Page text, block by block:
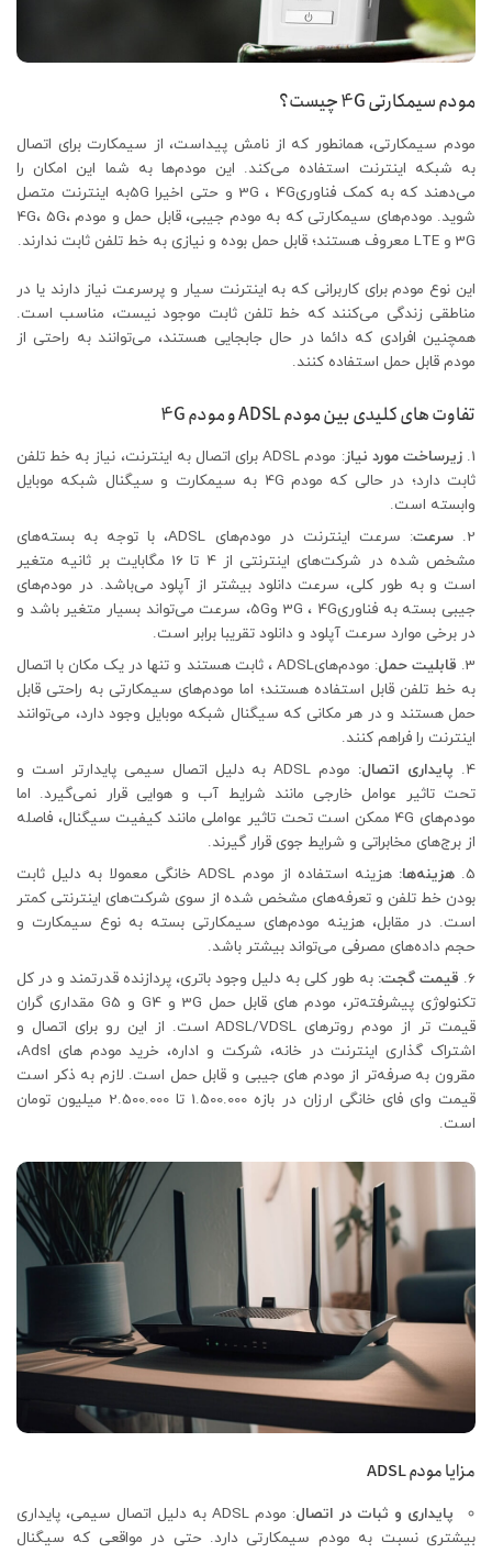
مودم سیمکارتی 4G چیست؟
مودم سیمکارتی، همانطور که از نامش پیداست، از سیمکارت برای اتصال
به شبکه اینترنت استفاده می‌کند. این مودم‌ها به شما این امکان را
می‌دهند که به کمک فناوری3G ، 4G و حتی اخیرا 5Gبه اینترنت متصل
شوید. مودم‌های سیمکارتی که به مودم‌ جیبی، قابل حمل و مودم 4G، 5G،
3G و LTE معروف هستند؛ قابل حمل بوده و نیازی به خط تلفن ثابت ندارند.
این نوع مودم برای کاربرانی که به اینترنت سیار و پرسرعت نیاز دارند یا در
مناطقی زندگی می‌کنند که خط تلفن ثابت موجود نیست، مناسب است.
همچنین افرادی که دائما در حال جابجایی هستند، می‌توانند به راحتی از
مودم قابل حمل استفاده کنند.
تفاوت های کلیدی بین مودم ADSL و مودم 4G
زیرساخت مورد نیاز
: مودم ADSL برای اتصال به اینترنت، نیاز به خط تلفن
ثابت دارد؛ در حالی که مودم 4G به سیمکارت و سیگنال شبکه موبایل
وابسته است.
سرعت
: سرعت اینترنت در مودم‌های‌ ADSL، با توجه به بسته‌های
مشخص شده در شرکت‌های اینترنتی از 4 تا 16 مگابایت بر ثانیه متغیر
است و به طور کلی، سرعت دانلود بیشتر از آپلود می‌باشد. در مودم‌های
جیبی بسته به فناوری3G ، 4G و5G، سرعت می‌تواند بسیار متغیر باشد و
در برخی موارد سرعت آپلود و دانلود تقریبا برابر است.
قابلیت حمل
: مودم‌هایADSL ، ثابت هستند و تنها در یک مکان با اتصال
به خط تلفن قابل استفاده‌ هستند؛ اما مودم‌های سیمکارتی به راحتی قابل
حمل هستند و در هر مکانی که سیگنال شبکه موبایل وجود دارد، می‌توانند
اینترنت را فراهم کنند.
پایداری اتصال:
مودم ADSL به دلیل اتصال سیمی پایدارتر است و
تحت تاثیر عوامل خارجی مانند شرایط آب و هوایی قرار نمی‌گیرد. اما
مودم‌های 4G ممکن است تحت تاثیر عواملی مانند کیفیت سیگنال، فاصله
از برج‌های مخابراتی و شرایط جوی قرار گیرند.
هزینه‌‌ها:
هزینه استفاده از مودم ADSL خانگی معمولا به دلیل ثابت
بودن خط تلفن و تعرفه‌های مشخص شده از سوی شرکت‌های اینترنتی کمتر
است. در مقابل، هزینه مودم‌های سیمکارتی بسته به نوع سیمکارت و
حجم داده‌های مصرفی می‌تواند بیشتر باشد.
قیمت گجت: به طور کلی به دلیل وجود باتری، پردازنده قدرتمند و در کل
تکنولوژی پیشرفته‌تر، مودم های قابل حمل 3G و G4 و G5 مقداری گران
قیمت تر از مودم روترهای ADSL/VDSL است. از این رو برای اتصال و
اشتراک گذاری اینترنت در خانه، شرکت و اداره، خرید مودم های Adsl،
مقرون به صرفه‌تر از مودم های جیبی و قابل حمل است. لازم به ذکر است
قیمت وای فای خانگی ارزان در بازه 1.500.000 تا 2.500.000 میلیون تومان
است.
مزایا مودم ADSL
پایداری و ثبات در اتصال
: مودم ADSL به دلیل اتصال سیمی، پایداری
بیشتری نسبت به مودم سیمکارتی دارد. حتی در مواقعی که سیگنال